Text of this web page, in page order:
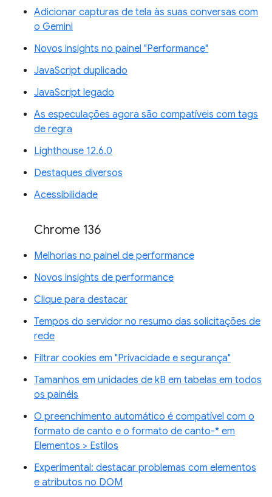
Adicionar capturas de tela às suas conversas com
o Gemini
Novos insights no painel "Performance"
JavaScript duplicado
JavaScript legado
As especulações agora são compatíveis com tags
de regra
Lighthouse 12.6.0
Destaques diversos
Acessibilidade
Chrome 136
Melhorias no painel de performance
Novos insights de performance
Clique para destacar
Tempos do servidor no resumo das solicitações de
rede
Filtrar cookies em "Privacidade e segurança"
Tamanhos em unidades de kB em tabelas em todos
os painéis
O preenchimento automático é compatível com o
formato de canto e o formato de canto-* em
Elementos > Estilos
Experimental: destacar problemas com elementos
e atributos no DOM